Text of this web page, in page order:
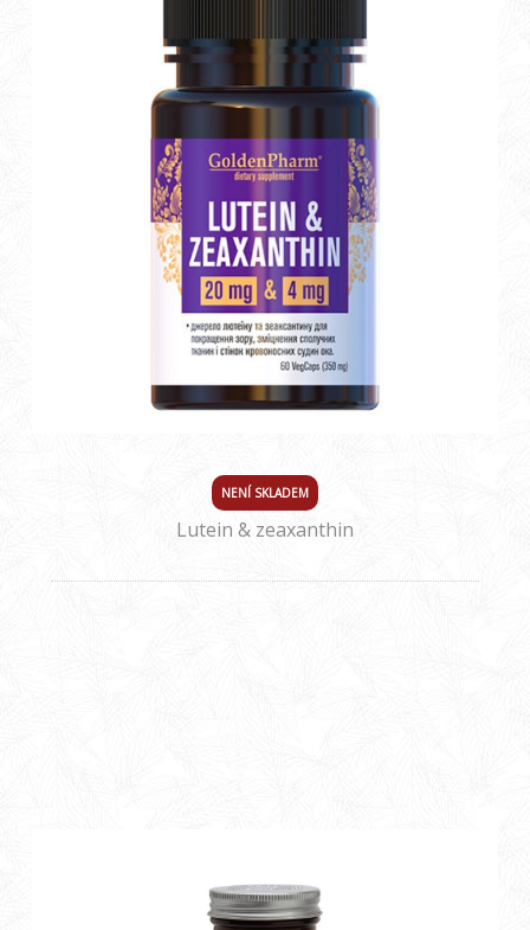
NENÍ SKLADEM
Lutein & zeaxanthin